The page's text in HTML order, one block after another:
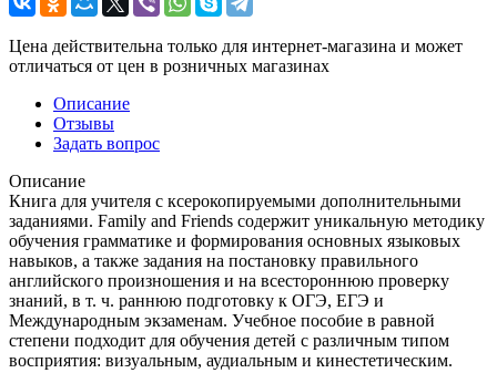
Цена действительна только для интернет-магазина и может
отличаться от цен в розничных магазинах
Описание
Отзывы
Задать вопрос
Описание
Книга для учителя с ксерокопируемыми дополнительными
заданиями. Family and Friends содержит уникальную методику
обучения грамматике и формирования основных языковых
навыков, а также задания на постановку правильного
английского произношения и на всестороннюю проверку
знаний, в т. ч. раннюю подготовку к ОГЭ, ЕГЭ и
Международным экзаменам. Учебное пособие в равной
степени подходит для обучения детей с различным типом
восприятия: визуальным, аудиальным и кинестетическим.